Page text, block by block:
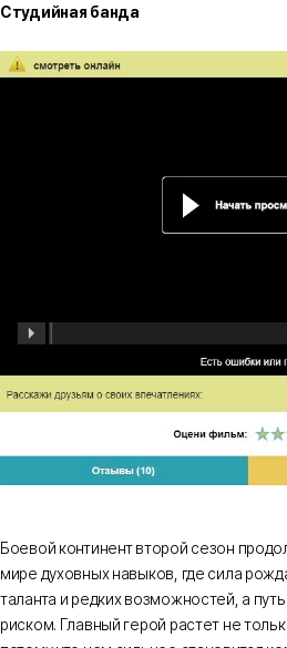
Студийная банда
Боевой континент второй сезон
мире духовных навыков, где сила
таланта и редких возможностей, а
риском. Главный герой растет не